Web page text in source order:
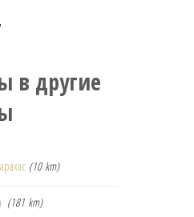
в другие
(10 km)
(181 km)